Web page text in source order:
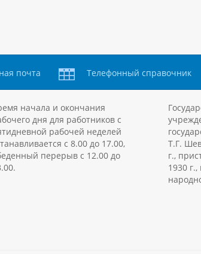
почта Телефонный справочник
начала и окончания
дня для работников с
рабочей неделей
с 8.00 до 17.00,
перерыв с 12.00 до
Т.Г.
г.,
1930